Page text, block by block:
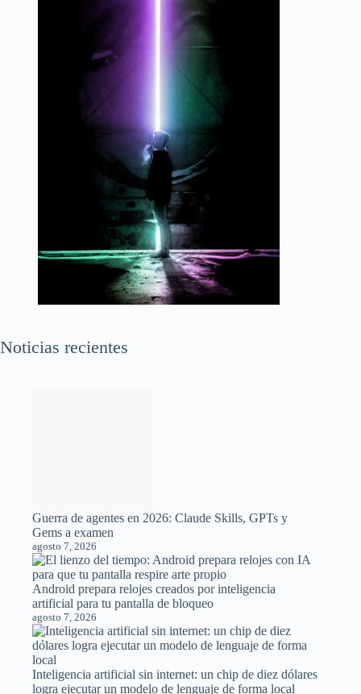
Noticias recientes
artificial para tu pantalla de bloqueo
agosto 7, 2026
Inteligencia artificial sin internet: un chip de diez dólares
logra ejecutar un modelo de lenguaje de forma local
agosto 7, 2026
La encrucijada de Google y Gemini: perder la carrera
de los modelos de IA para ganar la de la infraestructura
agosto 7, 2026